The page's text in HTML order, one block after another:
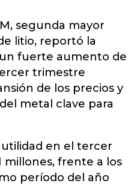
segunda mayor
litio, reportó la
fuerte aumento de
trimestre
de los precios y
metal clave para
en el tercer
millones, frente a los
período del año